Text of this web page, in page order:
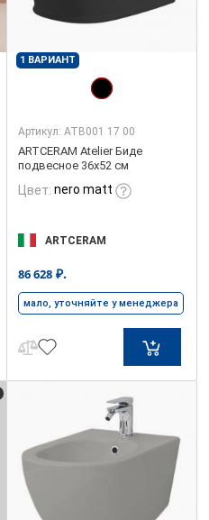
1 ВАРИАНТ
Артикул: ATB001 17 00
ARTCERAM Atelier Биде
подвесное 36х52 см
Цвет: nero matt
ARTCERAM
86 628 ₽.
мало, уточняйте у менеджера